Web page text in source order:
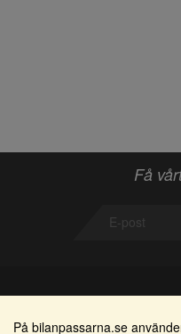
Få
Bilanpassarna
På bilanpassarna.se